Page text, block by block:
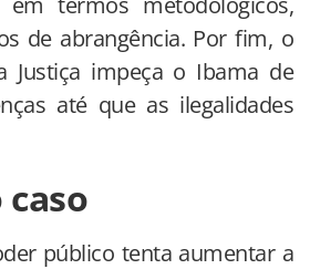
de abrangência. Por fim, o
Justiça impeça o Ibama de
até que as ilegalidades
público tenta aumentar a